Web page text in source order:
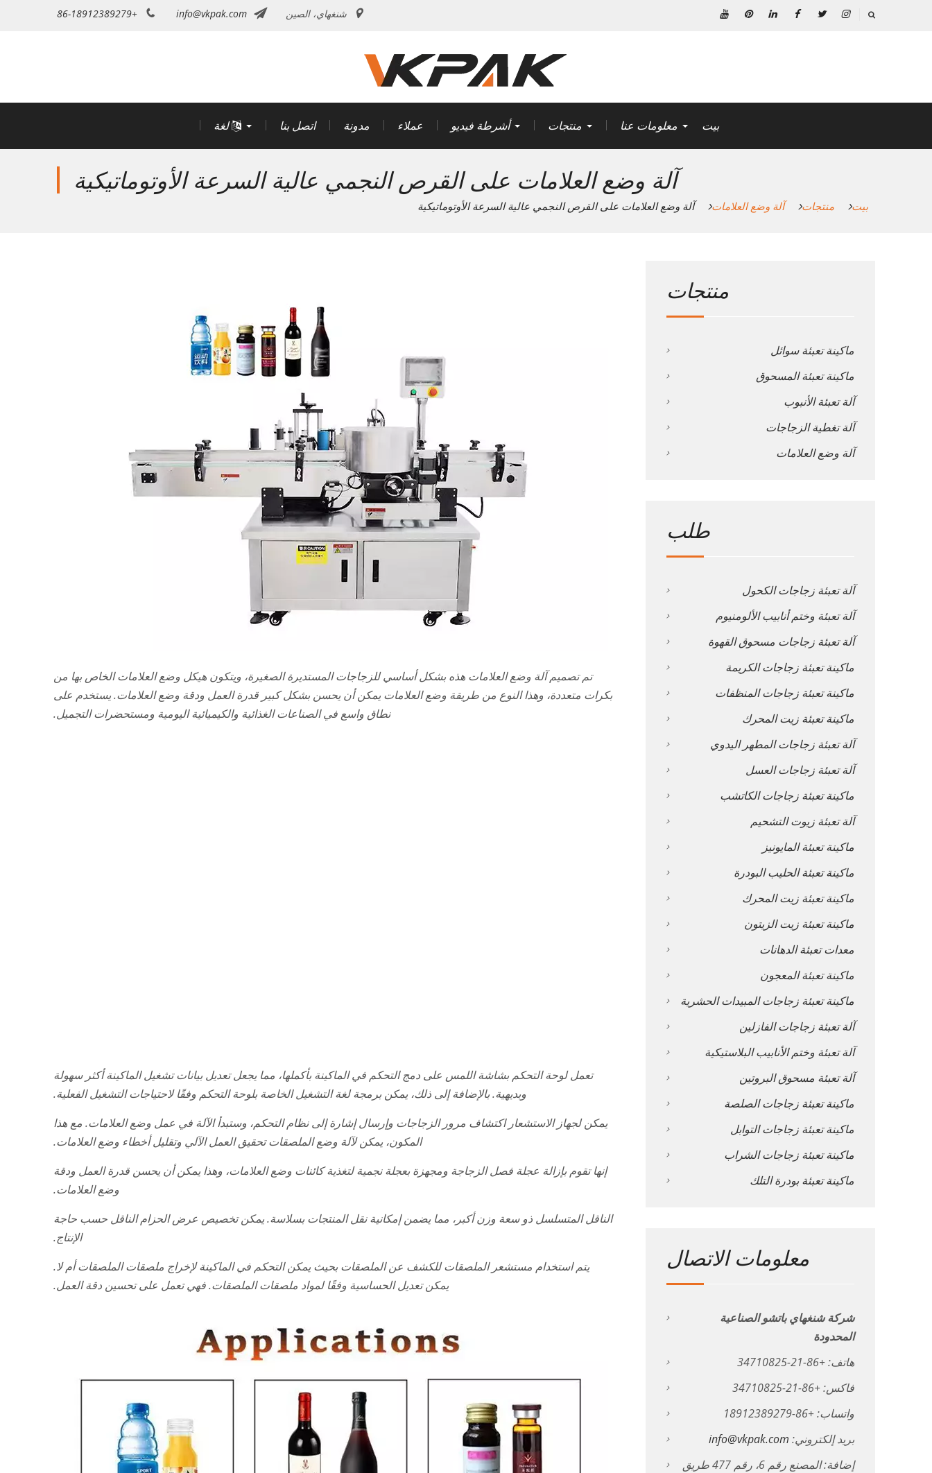
+86-18912389279 info@vkpak.com شنغهاي، الصين
بيت معلومات عنا منتجات أشرطة فيديو عملاء مدونة اتصل بنا لغة
آلة وضع العلامات على القرص النجمي عالية السرعة الأوتوماتيكية
بيت منتجات آلة وضع العلامات آلة وضع العلامات على القرص النجمي عالية السرعة الأوتوماتيكية
تم تصميم آلة وضع العلامات هذه بشكل أساسي للزجاجات المستديرة الصغيرة، ويتكون هيكل وضع العلامات الخاص بها من
بكرات متعددة، وهذا النوع من طريقة وضع العلامات يمكن أن يحسن بشكل كبير قدرة العمل ودقة وضع العلامات. يستخدم على
نطاق واسع في الصناعات الغذائية والكيميائية اليومية ومستحضرات التجميل.
تعمل لوحة التحكم بشاشة اللمس على دمج التحكم في الماكينة بأكملها، مما يجعل تعديل بيانات تشغيل الماكينة أكثر سهولة
وبديهية. بالإضافة إلى ذلك، يمكن برمجة لغة التشغيل الخاصة بلوحة التحكم وفقًا لاحتياجات التشغيل الفعلية.
يمكن لجهاز الاستشعار اكتشاف مرور الزجاجات وإرسال إشارة إلى نظام التحكم، وستبدأ الآلة في عمل وضع العلامات. مع هذا
المكون، يمكن لآلة وضع الملصقات تحقيق العمل الآلي وتقليل أخطاء وضع العلامات.
إنها تقوم بإزالة عجلة فصل الزجاجة ومجهزة بعجلة نجمية لتغذية كائنات وضع العلامات، وهذا يمكن أن يحسن قدرة العمل ودقة
وضع العلامات.
الناقل المتسلسل ذو سعة وزن أكبر، مما يضمن إمكانية نقل المنتجات بسلاسة. يمكن تخصيص عرض الحزام الناقل حسب حاجة
الإنتاج.
يتم استخدام مستشعر الملصقات للكشف عن الملصقات بحيث يمكن التحكم في الماكينة لإخراج ملصقات الملصقات أم لا.
يمكن تعديل الحساسية وفقًا لمواد ملصقات الملصقات. فهي تعمل على تحسين دقة العمل.
منتجات
ماكينة تعبئة سوائل
ماكينة تعبئة المسحوق
آلة تعبئة الأنبوب
آلة تغطية الزجاجات
آلة وضع العلامات
طلب
آلة تعبئة زجاجات الكحول
آلة تعبئة وختم أنابيب الألومنيوم
آلة تعبئة زجاجات مسحوق القهوة
ماكينة تعبئة زجاجات الكريمة
ماكينة تعبئة زجاجات المنظفات
ماكينة تعبئة زيت المحرك
آلة تعبئة زجاجات المطهر اليدوي
آلة تعبئة زجاجات العسل
ماكينة تعبئة زجاجات الكاتشب
آلة تعبئة زيوت التشحيم
ماكينة تعبئة المايونيز
ماكينة تعبئة الحليب البودرة
ماكينة تعبئة زيت المحرك
ماكينة تعبئة زيت الزيتون
معدات تعبئة الدهانات
ماكينة تعبئة المعجون
ماكينة تعبئة زجاجات المبيدات الحشرية
آلة تعبئة زجاجات الفازلين
آلة تعبئة وختم الأنابيب البلاستيكية
آلة تعبئة مسحوق البروتين
ماكينة تعبئة زجاجات الصلصة
ماكينة تعبئة زجاجات التوابل
ماكينة تعبئة زجاجات الشراب
ماكينة تعبئة بودرة التلك
معلومات الاتصال
شركة شنغهاي باتشو الصناعية
المحدودة
هاتف: +86-21-34710825
فاكس: +86-21-34710825
واتساب: +86-18912389279
بريد إلكتروني: info@vkpak.com
إضافة: المصنع رقم 6، رقم 477 طريق